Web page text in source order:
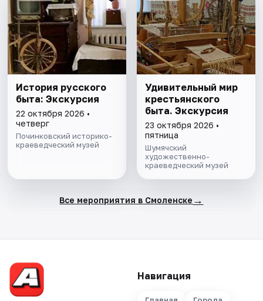
История русского
быта: Экскурсия
22 октября 2026 •
четверг
Починковский историко-
краеведческий музей
Удивительный мир
крестьянского
быта. Экскурсия
23 октября 2026 •
пятница
Шумячский
художественно-
краеведческий музей
Все мероприятия в Смоленске →
Навигация